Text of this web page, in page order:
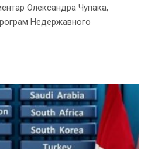
Олександра Чупака,
Недержавного